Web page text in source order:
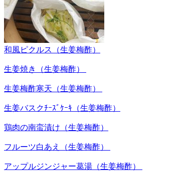
和風ピクルス（生姜梅酢）
生姜焼き（生姜梅酢）
生姜梅酢寒天（生姜梅酢）
生姜バスクﾁｰｽﾞｹｰｷ（生姜梅酢）
鶏肉の南蛮漬け（生姜梅酢）
フルーツ白あえ（生姜梅酢）
アップルジンジャー葛湯（生姜梅酢）